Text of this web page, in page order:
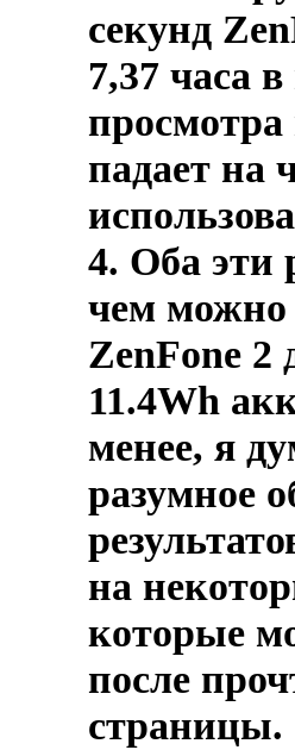
секунд
7,37 часа
падает на
4. Оба эти
чем можно
ZenFone 2
11.4Wh
менее, я
разумное
на
которые
после
страницы.